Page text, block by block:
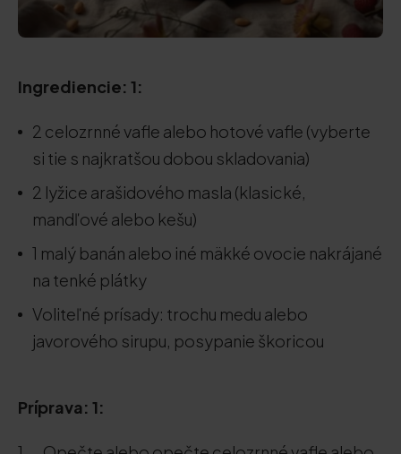
Ingrediencie: 1:
2 celozrnné vafle alebo hotové vafle (vyberte
si tie s najkratšou dobou skladovania)
2 lyžice arašidového masla (klasické,
mandľové alebo kešu)
1 malý banán alebo iné mäkké ovocie nakrájané
na tenké plátky
Voliteľné prísady: trochu medu alebo
javorového sirupu, posypanie škoricou
Príprava: 1: